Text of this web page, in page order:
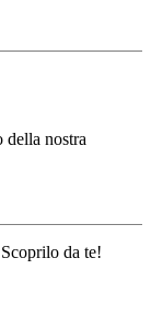
della nostra
da te!